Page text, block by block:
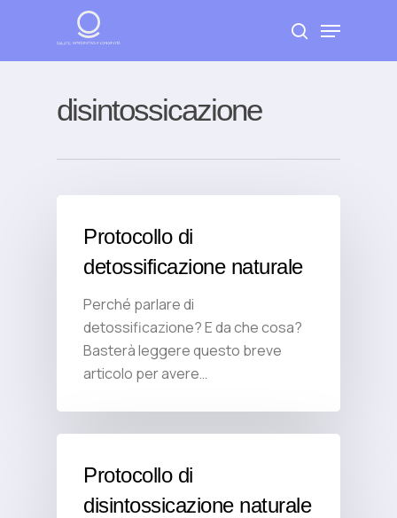
main
search
Menu
disintossicazione
Protocollo di
detossificazione naturale
Perché parlare di
detossificazione? E da che cosa?
Basterà leggere questo breve
articolo per avere…
Protocollo di
disintossicazione naturale